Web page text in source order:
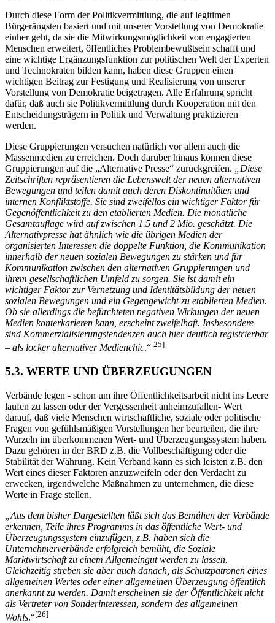
Durch diese Form der Politikvermittlung, die auf legitimen
Bürgerängsten basiert und mit unserer Vorstellung von Demokratie
einher geht, da sie die Mitwirkungsmöglichkeit von engagierten
Menschen erweitert, öffentliches Problembewußtsein schafft und
eine wichtige Ergänzungsfunktion zur politischen Welt der Experten
und Technokraten bilden kann, haben diese Gruppen einen
wichtigen Beitrag zur Festigung und Realisierung von unserer
Vorstellung von Demokratie beigetragen. Alle Erfahrung spricht
dafür, daß auch sie Politikvermittlung durch Kooperation mit den
Entscheidungsträgern in Politik und Verwaltung praktizieren
werden.
Diese Gruppierungen versuchen natürlich vor allem auch die
Massenmedien zu erreichen. Doch darüber hinaus können diese
Gruppierungen auf die „Alternative Presse“ zurückgreifen.
„Diese
Zeitschriften repräsentieren die Lebenswelt der neuen alternativen
Bewegungen und teilen damit auch deren Diskontinuitäten und
internen Konfliktstoffe. Sie sind zweifellos ein wichtiger Faktor für
Gegenöffentlichkeit zu den etablierten Medien. Die monatliche
Gesamtauflage wird auf zwischen 1.5 und 2 Mio. geschätzt. Die
Alternativpresse hat ähnlich wie die übrigen Medien der
organisierten Interessen die doppelte Funktion, die Kommunikation
innerhalb der neuen sozialen Bewegungen zu stärken und für
Kommunikation zwischen den alternativen Gruppierungen und
ihrem gesellschaftlichen Umfeld zu sorgen. Sie ist damit ein
wichtiger Faktor zur Vernetzung und Identitätsbildung der neuen
sozialen Bewegungen und ein Gegengewicht zu etablierten Medien.
Ob sie allerdings die befürchteten negativen Wirkungen der neuen
Medien konterkarieren kann, erscheint zweifelhaft. Insbesondere
sind Kommerzialisierungstendenzen auch hier deutlich registrierbar
– als locker alternativer Medienchic.“[25]
5.3. WERTE UND ÜBERZEUGUNGEN
Verbände legen - schon um ihre Öffentlichkeitsarbeit nicht ins Leere
laufen zu lassen oder der Vergessenheit anheimzufallen- Wert
darauf, daß viele Menschen wirtschaftliche, soziale oder politische
Fragen von gefühlsmäßigen Vorstellungen her beurteilen, die ihre
Wurzeln im überkommenen Wert- und Überzeugungssystem haben.
Dazu gehören in der BRD z.B. die Vollbeschäftigung oder die
Stabilität der Währung. Kein Verband kann es sich leisten z.B. den
Wert eines dieser Faktoren anzuzweifeln oder den Verdacht zu
erwecken, irgendwelche Maßnahmen zu unternehmen, die diese
Werte in Frage stellen.
„Aus dem bisher Dargestellten läßt sich das Bemühen der Verbände
erkennen, Teile ihres Programms in das öffentliche Wert- und
Überzeugungssystem einzufügen, z.B. haben sich die
Unternehmerverbände erfolgreich bemüht, die Soziale
Marktwirtschaft zu einem Allgemeingut werden zu lassen.
Gleichzeitig streben sie aber auch danach, als Schutzpatronen eines
allgemeinen Wertes oder einer allgemeinen Überzeugung öffentlich
anerkannt zu werden. Damit erscheinen sie der Öffentlichkeit nicht
als Vertreter von Sonderinteressen, sondern des allgemeinen
Wohls.“[26]